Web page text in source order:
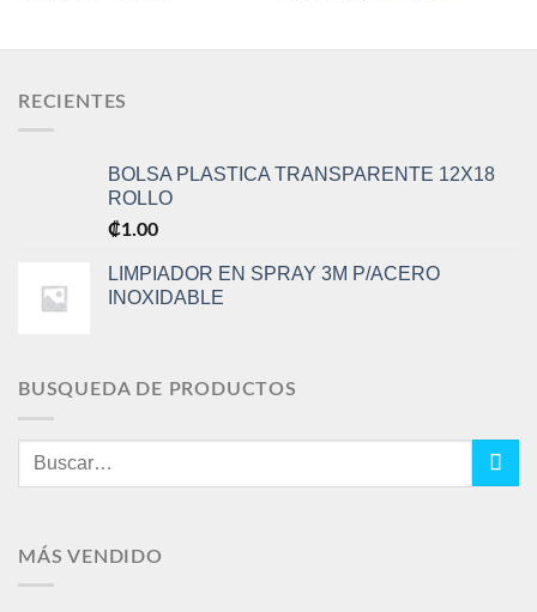
RECIENTES
BOLSA PLASTICA TRANSPARENTE 12X18
ROLLO
₡1.00
LIMPIADOR EN SPRAY 3M P/ACERO
INOXIDABLE
BUSQUEDA DE PRODUCTOS
Buscar
MÁS VENDIDO